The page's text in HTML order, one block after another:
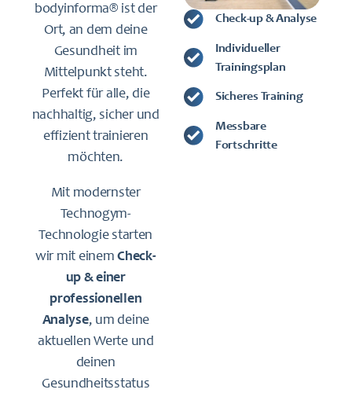
bodyinforma® ist der
Ort, an dem deine
Gesundheit im
Mittelpunkt steht.
Perfekt für alle, die
nachhaltig, sicher und
effizient trainieren
möchten.
Mit modernster
Technogym-
Technologie starten
wir mit einemCheck-
up & einer
professionellen
Analyse, um deine
aktuellen Werte und
deinen
Gesundheitsstatus
Check-up & Analyse
Individueller
Trainingsplan
Sicheres Training
Messbare
Fortschritte